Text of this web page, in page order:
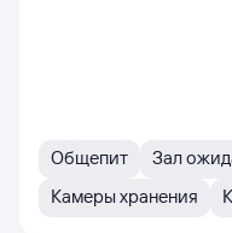
Общепит Зал
Камеры хранения